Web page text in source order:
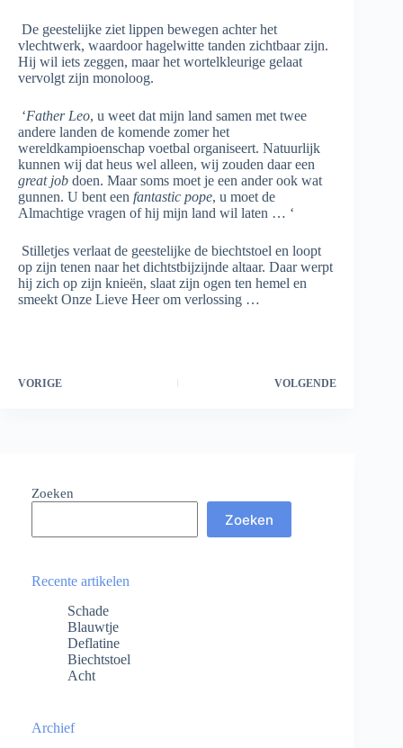
De geestelijke ziet lippen bewegen achter het
vlechtwerk, waardoor hagelwitte tanden zichtbaar zijn.
Hij wil iets zeggen, maar het wortelkleurige gelaat
vervolgt zijn monoloog.
‘Father Leo, u weet dat mijn land samen met twee
andere landen de komende zomer het
wereldkampioenschap voetbal organiseert. Natuurlijk
kunnen wij dat heus wel alleen, wij zouden daar een
great job doen. Maar soms moet je een ander ook wat
gunnen. U bent een fantastic pope, u moet de
Almachtige vragen of hij mijn land wil laten … ‘
Stilletjes verlaat de geestelijke de biechtstoel en loopt
op zijn tenen naar het dichtstbijzijnde altaar. Daar werpt
hij zich op zijn knieën, slaat zijn ogen ten hemel en
smeekt Onze Lieve Heer om verlossing …
VORIGE VOLGENDE
Zoeken
Zoeken
Recente artikelen
Schade
Blauwtje
Deflatine
Biechtstoel
Acht
Archief